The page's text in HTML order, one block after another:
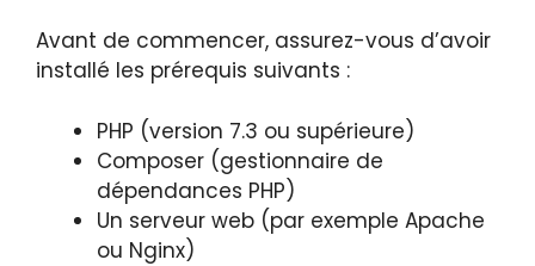
Avant de commencer, assurez-vous d’avoir
installé les prérequis suivants :
PHP (version 7.3 ou supérieure)
Composer (gestionnaire de
dépendances PHP)
Un serveur web (par exemple Apache
ou Nginx)